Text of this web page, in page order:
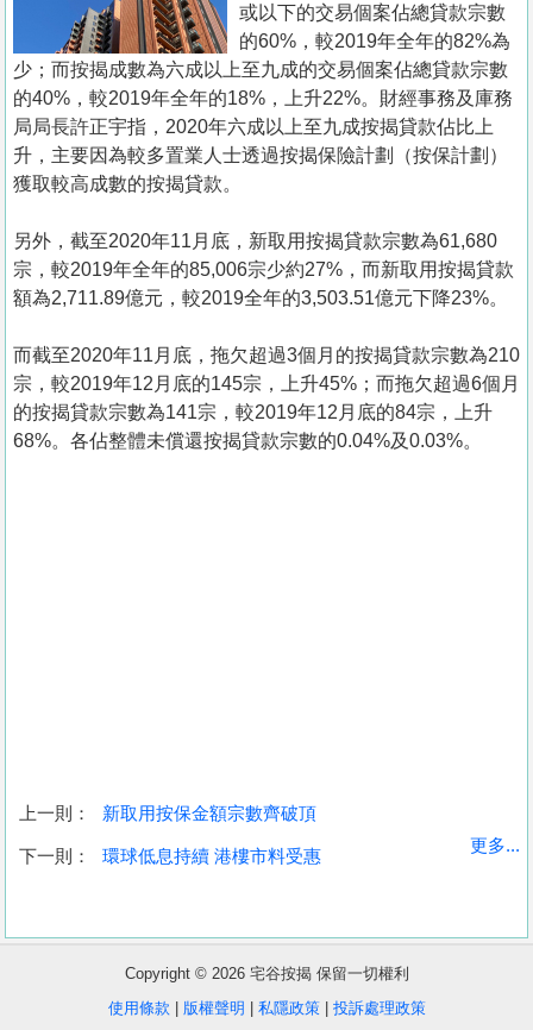
冊
關
於
我
們
收
盤
或以下的交易個案佔總貸款宗數
的60%，較2019年全年的82%為
少；而按揭成數為六成以上至九成的交易個案佔總貸款宗數
的40%，較2019年全年的18%，上升22%。財經事務及庫務
局局長許正宇指，2020年六成以上至九成按揭貸款佔比上
升，主要因為較多置業人士透過按揭保險計劃（按保計劃）
獲取較高成數的按揭貸款。
另外，截至2020年11月底，新取用按揭貸款宗數為61,680
宗，較2019年全年的85,006宗少約27%，而新取用按揭貸款
額為2,711.89億元，較2019全年的3,503.51億元下降23%。
而截至2020年11月底，拖欠超過3個月的按揭貸款宗數為210
宗，較2019年12月底的145宗，上升45%；而拖欠超過6個月
的按揭貸款宗數為141宗，較2019年12月底的84宗，上升
68%。各佔整體未償還按揭貸款宗數的0.04%及0.03%。
上一則： 新取用按保金額宗數齊破頂
下一則： 環球低息持續 港樓市料受惠
更多...
Copyright © 2026 宅谷按揭 保留一切權利
使用條款
版權聲明 私隱政策| 投訴處理政策